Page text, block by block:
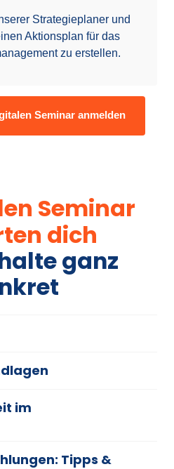
Strategieplaner und
Aktionsplan für das
zu erstellen.
Seminar anmelden
dich
im
Tipps &